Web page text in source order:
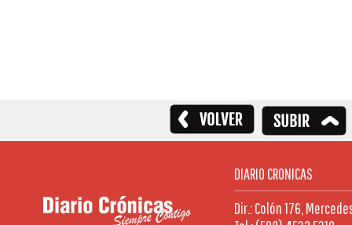
DIARIO CRONICAS
Dir.: Colón 176,